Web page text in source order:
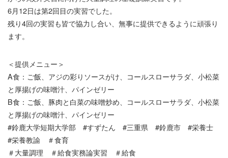
6月12日は第2回目の実習でした。
残り4回の実習も皆で協力し合い、無事に提供できるように頑張り
ます。
＜提供メニュー＞
A食：ご飯、アジの彩りソースがけ、コールスローサラダ、小松菜
と厚揚げの味噌汁、パインゼリー
B食：ご飯、豚肉と白菜の味噌炒め、コールスローサラダ、小松菜
と厚揚げの味噌汁、パインゼリー
#鈴鹿大学短期大学部 #すずたん #三重県 #鈴鹿市 #栄養士
#栄養教諭 ＃食育
＃大量調理 ＃給食実務論実習 ＃給食